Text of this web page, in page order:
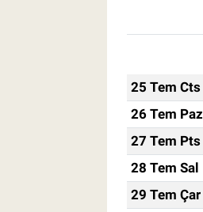
25 Tem Cts
26 Tem Paz
27 Tem Pts
28 Tem Sal
29 Tem Çar
Tahıllar ve Baklagiller